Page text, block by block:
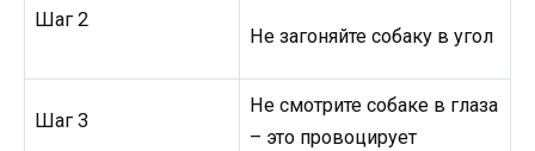
Шаг 2
Не загоняйте собаку в угол
Шаг 3
Не смотрите собаке в глаза
– это провоцирует